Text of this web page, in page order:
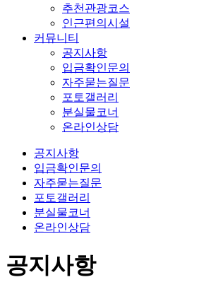
추천관광코스
인근편의시설
커뮤니티
공지사항
입금확인문의
자주묻는질문
포토갤러리
분실물코너
온라인상담
공지사항
입금확인문의
자주묻는질문
포토갤러리
분실물코너
온라인상담
공지사항